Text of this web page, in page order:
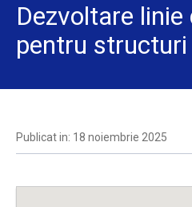
Dezvoltare
pentru
Publicat in: 18 noiembrie 2025